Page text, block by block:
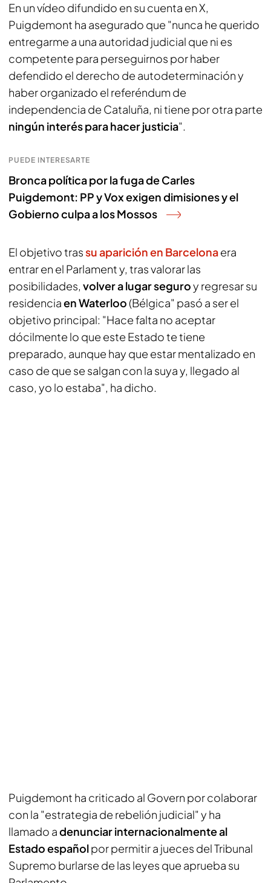
En un vídeo difundido en su cuenta en X,
Puigdemont ha asegurado que "nunca he querido
entregarme a una autoridad judicial que ni es
competente para perseguirnos por haber
defendido el derecho de autodeterminación y
haber organizado el referéndum de
independencia de Cataluña, ni tiene por otra parte
ningún interés para hacer justicia".
PUEDE INTERESARTE
Bronca política por la fuga de Carles
Puigdemont: PP y Vox exigen dimisiones y el
Gobierno culpa a los Mossos
El objetivo trassu aparición en Barcelonaera
entrar en el Parlament y, tras valorar las
posibilidades, volver a lugar seguroy regresar su
residenciaen Waterloo(Bélgica" pasó a ser el
objetivo principal: "Hace falta no aceptar
dócilmente lo que este Estado te tiene
preparado, aunque hay que estar mentalizado en
caso de que se salgan con la suya y, llegado al
caso, yo lo estaba", ha dicho.
Puigdemont ha criticado al Govern por colaborar
con la "estrategia de rebelión judicial" y ha
llamado adenunciar internacionalmente al
Estado españolpor permitir a jueces del Tribunal
Supremo burlarse de las leyes que aprueba su